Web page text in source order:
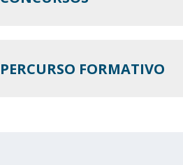
PERCURSO FORMATIVO